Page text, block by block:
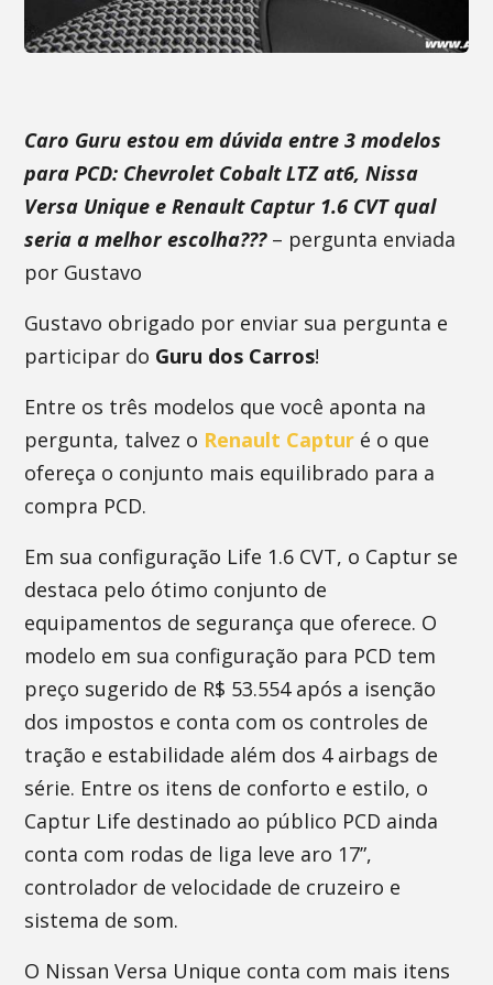
Caro Guru estou em dúvida entre 3 modelos
para PCD: Chevrolet Cobalt LTZ at6, Nissa
Versa Unique e Renault Captur 1.6 CVT qual
seria a melhor escolha???– pergunta enviada
por Gustavo
Gustavo obrigado por enviar sua pergunta e
participar do Guru dos Carros!
Entre os três modelos que você aponta na
pergunta, talvez o Renault Captur é o que
ofereça o conjunto mais equilibrado para a
compra PCD.
Em sua configuração Life 1.6 CVT, o Captur se
destaca pelo ótimo conjunto de
equipamentos de segurança que oferece. O
modelo em sua configuração para PCD tem
preço sugerido de R$ 53.554 após a isenção
dos impostos e conta com os controles de
tração e estabilidade além dos 4 airbags de
série. Entre os itens de conforto e estilo, o
Captur Life destinado ao público PCD ainda
conta com rodas de liga leve aro 17”,
controlador de velocidade de cruzeiro e
sistema de som.
O Nissan Versa Unique conta com mais itens